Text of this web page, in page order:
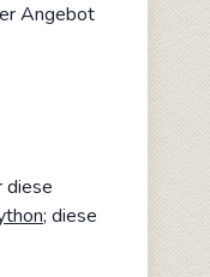
Angebot
diese
; diese